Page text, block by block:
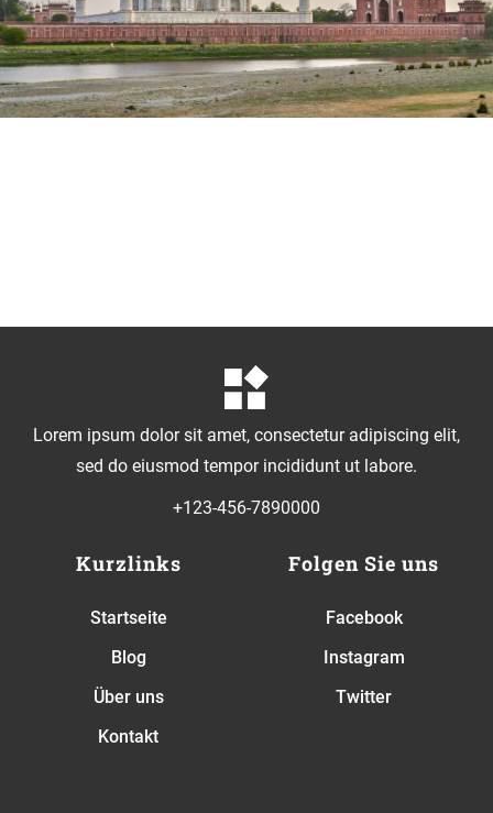
Lorem ipsum dolor sit amet, consectetur adipiscing elit,
sed do eiusmod tempor incididunt ut labore.
+123-456-7890000
Kurzlinks
Startseite
Blog
Über uns
Kontakt
Folgen Sie uns
Facebook
Instagram
Twitter